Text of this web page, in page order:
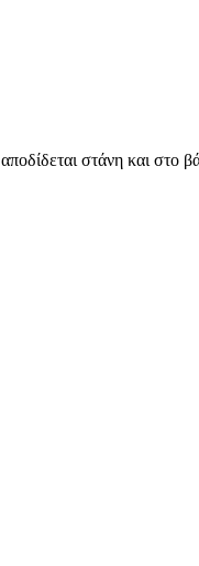
στάνη και στο